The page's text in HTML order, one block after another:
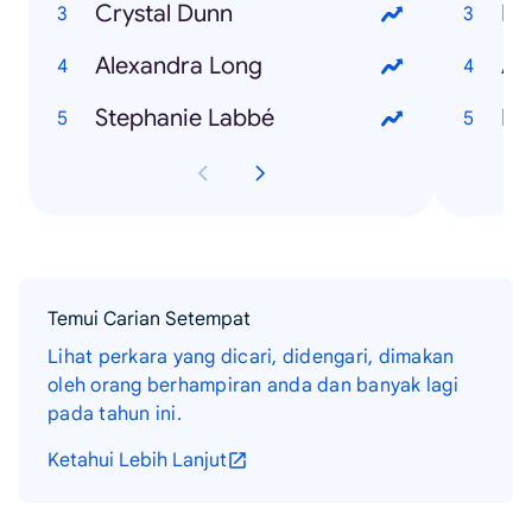
Crystal Dunn
Alexandra Long
Stephanie Labbé
Temui Carian Setempat
Lihat perkara yang dicari, didengari, dimakan
oleh orang berhampiran anda dan banyak lagi
pada tahun ini.
Ketahui Lebih Lanjut